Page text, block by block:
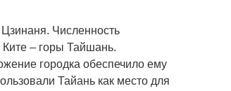
Численность
Ките – горы Тайшань.
городка обеспечило ему
Тайань как место для